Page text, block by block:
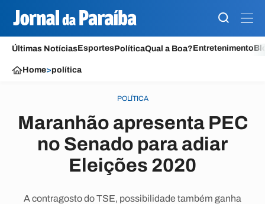
Últimas NotíciasEsportesPolíticaQual a Boa?Entretenimento
Home>política
POLÍTICA
Maranhão apresenta PEC
no Senado para adiar
Eleições 2020
A contragosto do TSE, possibilidade também ganha